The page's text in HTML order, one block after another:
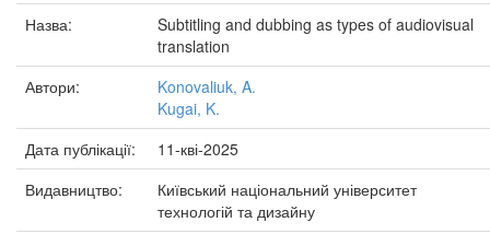
Назва:
Subtitling and dubbing as types of audiovisual
translation
Автори:
Konovaliuk, A.
Kugai, K.
Дата публікації:
11-кві-2025
Видавництво:
Київський національний університет
технологій та дизайну